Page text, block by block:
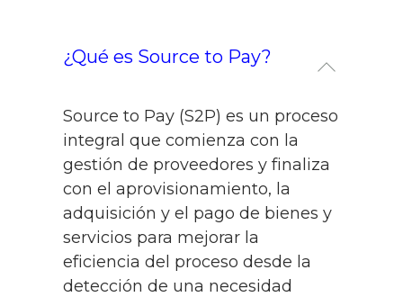
¿Qué es Source to Pay?
Source to Pay (S2P) es un proceso
integral que comienza con la
gestión de proveedores y finaliza
con el aprovisionamiento, la
adquisición y el pago de bienes y
servicios para mejorar la
eficiencia del proceso desde la
detección de una necesidad